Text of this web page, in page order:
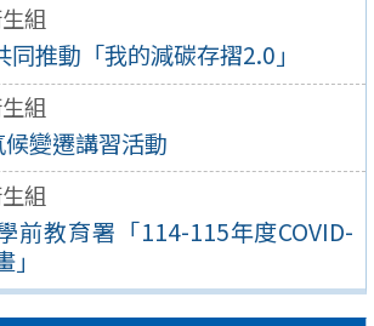
組
推動「我的減碳存摺2.0」
組
變遷講習活動
組
前教育署「114-115年度COVID-